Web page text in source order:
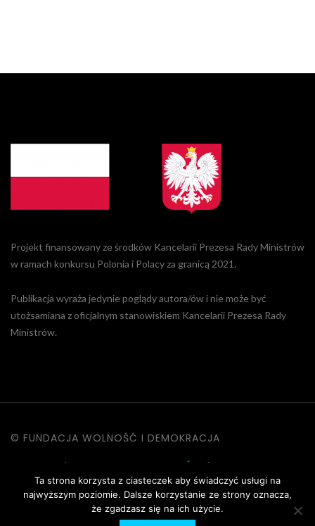
Projekt finansowany ze środków Kancelarii Prezesa Rady Ministrów
w ramach konkursu Polonia i Polacy za granicą 2021.
Publikacja wyraża jedynie poglądy autora/ów i nie może być
utożsamiana z oficjalnym stanowiskiem Kancelarii Prezesa Rady
Ministrów.
© FUNDACJA WOLNOŚĆ I DEMOKRACJA
| POLITYKA PRYWATNOŚCI |
REGULAMIN STRONY
Ta strona korzysta z ciasteczek aby świadczyć usługi na
najwyższym poziomie. Dalsze korzystanie ze strony oznacza,
że zgadzasz się na ich użycie.